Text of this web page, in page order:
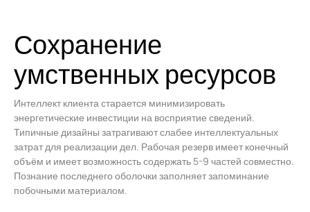
Сохранение
умственных ресурсов
Интеллект клиента старается минимизировать
энергетические инвестиции на восприятие сведений.
Типичные дизайны затрагивают слабее интеллектуальных
затрат для реализации дел. Рабочая резерв имеет конечный
объём и имеет возможность содержать 5-9 частей совместно.
Познание последнего оболочки заполняет запоминание
побочными материалом.